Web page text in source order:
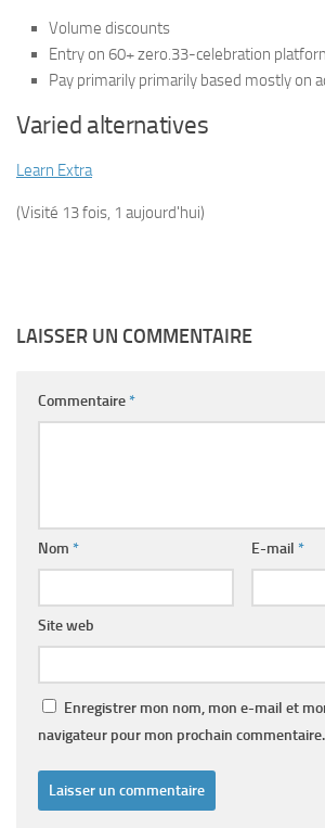
Volume discounts
Entry on 60+ zero.33-celebration
Pay primarily primarily based mostly on
Varied alternatives
Learn Extra
(Visité 13 fois, 1 aujourd'hui)
LAISSER UN COMMENTAIRE
Commentaire*
Nom * E-mail *
Site web
Enregistrer mon nom, mon e-mail et
navigateur pour mon prochain commentaire.